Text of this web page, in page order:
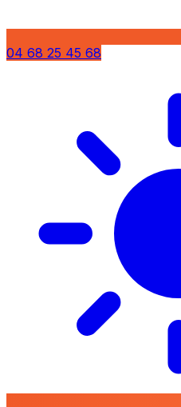
04 68 25 45 68